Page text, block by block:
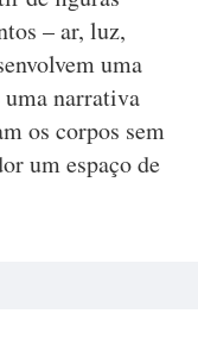
– ar, luz,
uma
uma narrativa
os corpos sem
um espaço de